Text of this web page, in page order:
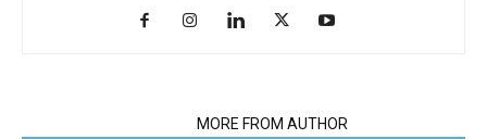
MORE FROM AUTHOR